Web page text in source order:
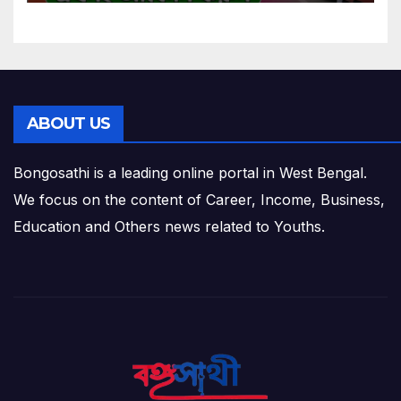
ABOUT US
Bongosathi is a leading online portal in West Bengal.
We focus on the content of Career, Income, Business,
Education and Others news related to Youths.